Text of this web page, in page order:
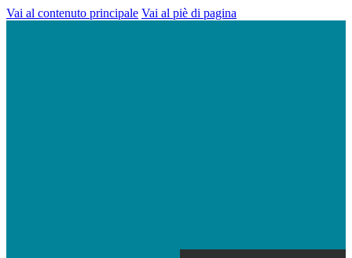
Vai al contenuto principale Vai al piè di pagina